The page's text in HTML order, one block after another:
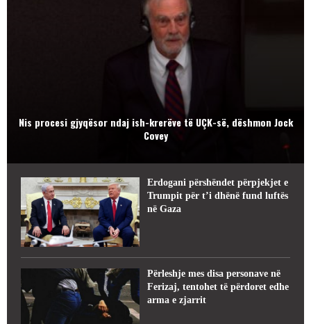
Nis procesi gjyqësor ndaj ish-krerëve të UÇK-së, dëshmon Jock
Covey
Erdogani përshëndet përpjekjet e
Trumpit për t’i dhënë fund luftës
në Gaza
Përleshje mes disa personave në
Ferizaj, tentohet të përdoret edhe
arma e zjarrit